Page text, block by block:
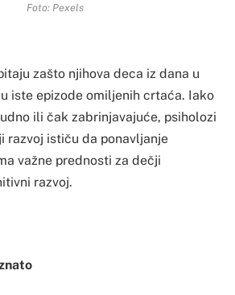
Foto: Pexels
zašto njihova deca iz dana u
iste epizode omiljenih crtaća. Iako
ili čak zabrinjavajuće, psiholozi
razvoj ističu da ponavljanje
važne prednosti za dečji
razvoj.